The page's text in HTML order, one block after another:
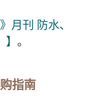
月刊 防水、
。
指南